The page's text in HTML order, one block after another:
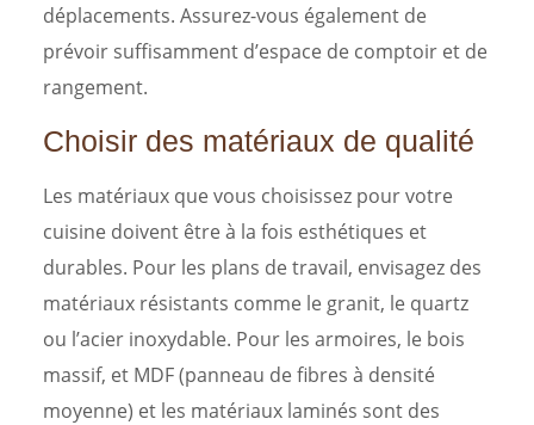
déplacements. Assurez-vous également de
prévoir suffisamment d’espace de comptoir et de
rangement.
Choisir des matériaux de qualité
Les matériaux que vous choisissez pour votre
cuisine doivent être à la fois esthétiques et
durables. Pour les plans de travail, envisagez des
matériaux résistants comme le granit, le quartz
ou l’acier inoxydable. Pour les armoires, le bois
massif, et MDF (panneau de fibres à densité
moyenne) et les matériaux laminés sont des